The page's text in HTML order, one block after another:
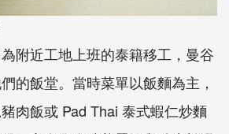
附近工地上班的泰籍移工，曼谷
的飯堂。當時菜單以飯麵為主，
肉飯或 Pad Thai 泰式蝦仁炒麵